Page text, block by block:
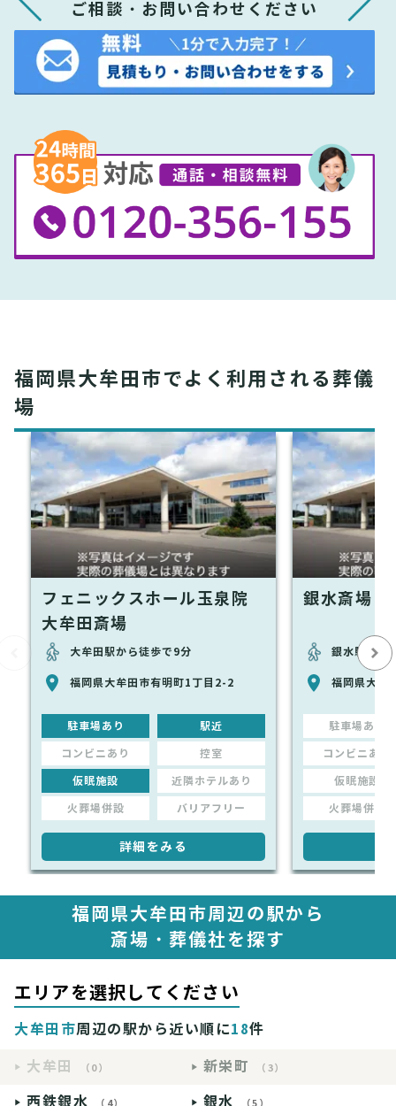
ご相談・お問い合わせください
福岡県大牟田市でよく利用される葬儀
場
フェニックスホール玉泉院
大牟田斎場
大牟田駅から徒歩で9分
福岡県大牟田市有明町1丁目2-2
駐車場あり 駅近
コンビニあり 控室
仮眠施設 近隣ホテルあり
火葬場併設 バリアフリー
詳細をみる
銀水斎場
銀水駅から
福岡県大牟
駐車場あり
コンビニあり
仮眠施設
火葬場併設
福岡県大牟田市周辺の駅から
斎場・葬儀社を探す
エリアを選択してください
大牟田市周辺の駅から近い順に18件
大牟田
（0） 新栄町 （3）
西鉄銀水 （4） 銀水 （5）